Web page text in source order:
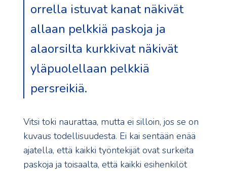
orrella istuvat kanat näkivät
allaan pelkkiä paskoja ja
alaorsilta kurkkivat näkivät
yläpuolellaan pelkkiä
persreikiä.
Vitsi toki naurattaa, mutta ei silloin, jos se on
kuvaus todellisuudesta. Ei kai sentään enää
ajatella, että kaikki työntekijät ovat surkeita
paskoja ja toisaalta, että kaikki esihenkilöt